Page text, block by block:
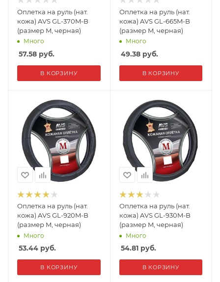
Оплетка на руль (нат.
кожа) AVS GL-370M-B
(размер M, черная)
Много
57.58 руб.
В КОРЗИНУ
Оплетка на руль (нат.
кожа) AVS GL-665M-B
(размер M, черная)
Много
49.38руб.
В КОРЗИНУ
Оплетка на руль (нат.
кожа) AVS GL-920M-B
(размер M, черная)
Много
53.44 руб.
В КОРЗИНУ
Оплетка на руль (нат.
кожа) AVS GL-930M-B
(размер M, черная)
Много
54.81руб.
В КОРЗИНУ